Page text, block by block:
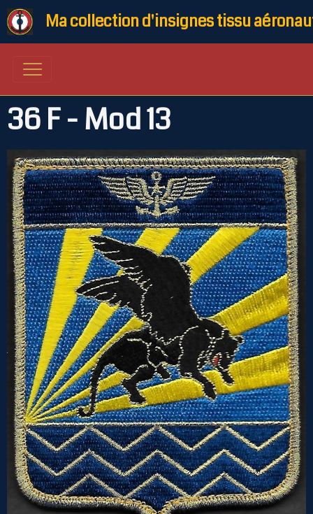
Ma collection d'insignes tissu
36 F - Mod 13